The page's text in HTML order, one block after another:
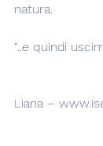
natura.
“..e quindi
Liana –